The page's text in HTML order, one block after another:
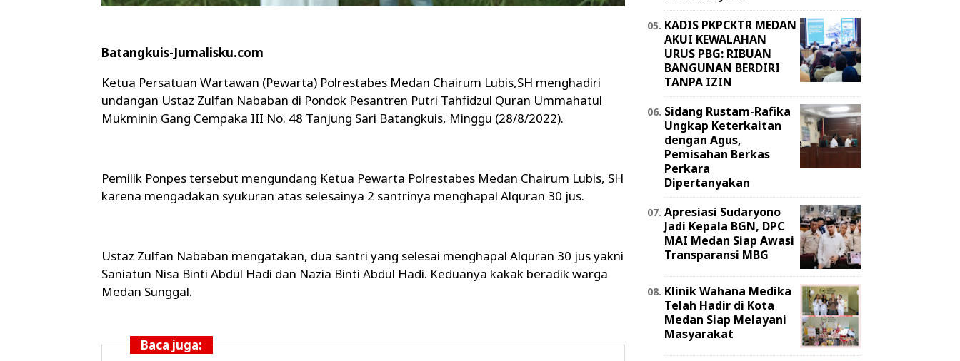
Batangkuis-Jurnalisku.com
Ketua Persatuan Wartawan (Pewarta) Polrestabes Medan Chairum Lubis,SH menghadiri
undangan Ustaz Zulfan Nababan di Pondok Pesantren Putri Tahfidzul Quran Ummahatul
Mukminin Gang Cempaka III No. 48 Tanjung Sari Batangkuis, Minggu (28/8/2022).
Pemilik Ponpes tersebut mengundang Ketua Pewarta Polrestabes Medan Chairum Lubis, SH
karena mengadakan syukuran atas selesainya 2 santrinya menghapal Alquran 30 jus.
Ustaz Zulfan Nababan mengatakan, dua santri yang selesai menghapal Alquran 30 jus yakni
Saniatun Nisa Binti Abdul Hadi dan Nazia Binti Abdul Hadi. Keduanya kakak beradik warga
Medan Sunggal.
Baca juga:
KADIS PKPCKTR MEDAN
AKUI KEWALAHAN
URUS PBG: RIBUAN
BANGUNAN BERDIRI
TANPA IZIN
Sidang Rustam-Rafika
Ungkap Keterkaitan
dengan Agus,
Pemisahan Berkas
Perkara
Dipertanyakan
Apresiasi Sudaryono
Jadi Kepala BGN, DPC
MAI Medan Siap Awasi
Transparansi MBG
Klinik Wahana Medika
Telah Hadir di Kota
Medan Siap Melayani
Masyarakat